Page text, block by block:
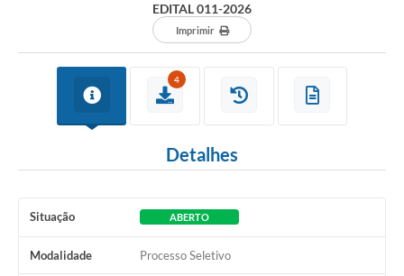
EDITAL 011-2026
Imprimir
4
Detalhes
Situação ABERTO
Modalidade Processo Seletivo